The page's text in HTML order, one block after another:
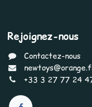
Rejoignez-nous
Contactez-nous
+33 3 27 77 24